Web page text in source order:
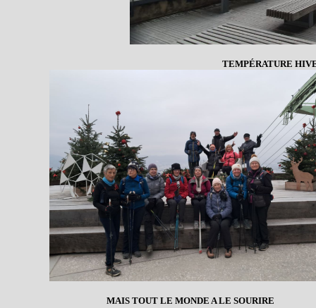
TEMPÉRATURE
MAIS TOUT LE MONDE A LE SOURIRE